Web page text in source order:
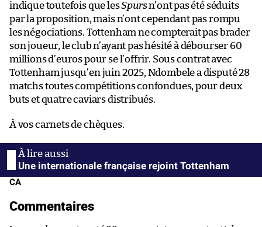
indique toutefois que lesSpursn’ont pas été séduits
par la proposition, mais n’ont cependant pas rompu
les négociations. Tottenham ne compterait pas brader
son joueur, le club n’ayant pas hésité à débourser 60
millions d’euros pour se l’offrir. Sous contrat avec
Tottenham jusqu’en juin 2025, Ndombele a disputé 28
matchs toutes compétitions confondues, pour deux
buts et quatre caviars distribués.
À vos carnets de chèques.
Une internationale française rejoint Tottenham
CA
Commentaires